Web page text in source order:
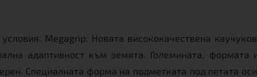
Megagrip: Новата висококачествена
адаптивност към земята. Големината,
Специалната форма на подметката под петата